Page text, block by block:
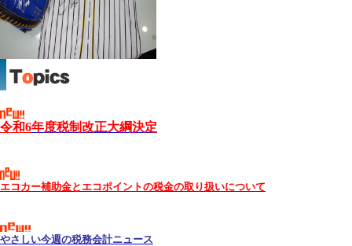
令和6年度税制改正大綱決定
エコカー補助金とエコポイントの税金の取り扱いについて
やさしい今週の税務会計ニュース